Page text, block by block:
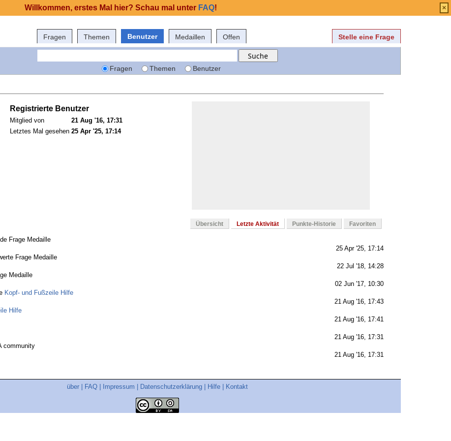
Fragen Themen Benutzer Medaillen Offen Stelle eine Frage
Fragen Themen Benutzer
Registrierte Benutzer
Mitglied von
21 Aug '16, 17:31
Letztes Mal gesehen 25 Apr '25, 17:14
Übersicht Letzte Aktivität Punkte-Historie Favoriten
Frage Medaille
25 Apr '25, 17:14
Frage Medaille
22 Jul '18, 14:28
Medaille
02 Jun '17, 10:30
Kopf- und Fußzeile Hilfe
21 Aug '16, 17:43
Hilfe
21 Aug '16, 17:41
21 Aug '16, 17:31
community
21 Aug '16, 17:31
über FAQ Impressum Datenschutzerklärung Hilfe Kontakt
Willkommen, erstes Mal hier? Schau mal unter FAQ! ×